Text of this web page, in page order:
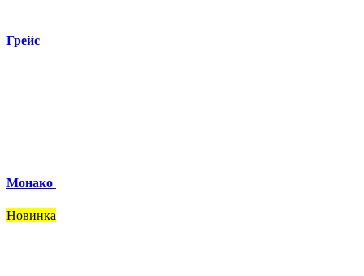
Грейс
Монако
Новинка